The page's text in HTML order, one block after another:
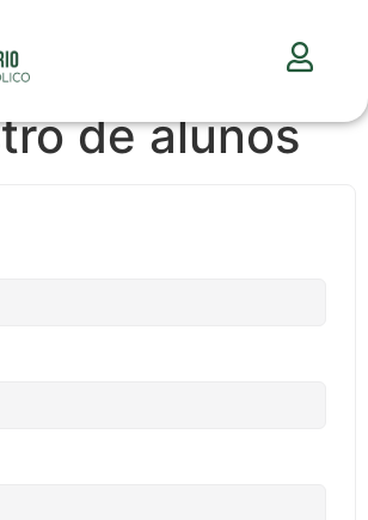
de alunos